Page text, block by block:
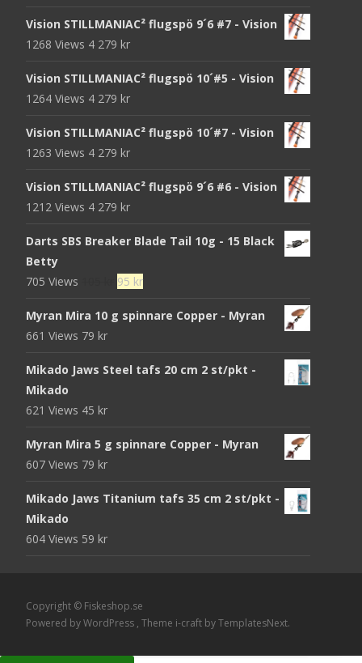
Vision STILLMANIAC² flugspö 9´6 #7 - Vision
1268 Views 4 279 kr
Vision STILLMANIAC² flugspö 10´#5 - Vision
1264 Views 4 279 kr
Vision STILLMANIAC² flugspö 10´#7 - Vision
1263 Views 4 279 kr
Vision STILLMANIAC² flugspö 9´6 #6 - Vision
1212 Views 4 279 kr
Darts SBS Breaker Blade Tail 10g - 15 Black
Betty
705 Views
Det
priset
95 krDet
priset
Myran Mira 10 g spinnare Copper - Myran
661 Views 79 kr
Mikado Jaws Steel tafs 20 cm 2 st/pkt -
Mikado
621 Views 45 kr
Myran Mira 5 g spinnare Copper - Myran
607 Views 79 kr
Mikado Jaws Titanium tafs 35 cm 2 st/pkt -
Mikado
604 Views 59 kr
Copyright © Fiskeshop.se
Powered by WordPress , Theme i-craft by TemplatesNext.